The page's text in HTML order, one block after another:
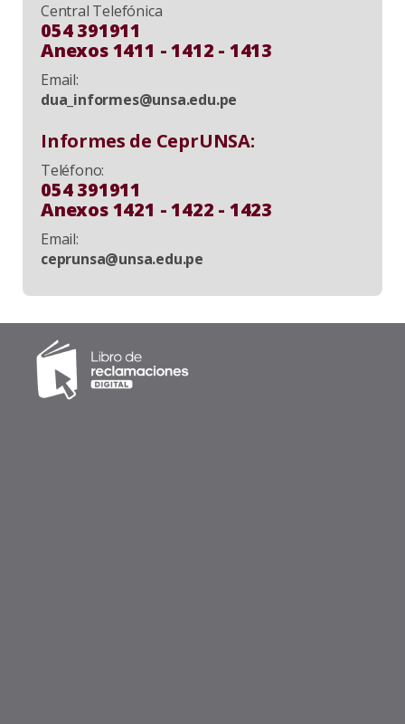
Central Telefónica
054 391911
Anexos 1411 - 1412 - 1413
Email:
dua_informes@unsa.edu.pe
Informes de CeprUNSA:
Teléfono:
054 391911
Anexos 1421 - 1422 - 1423
Email:
ceprunsa@unsa.edu.pe